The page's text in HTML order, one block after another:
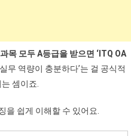
목 모두 A등급을 받으면 ‘ITQ OA
무 역량이 충분하다’는 걸 공식적
셈이죠.
을 쉽게 이해할 수 있어요.